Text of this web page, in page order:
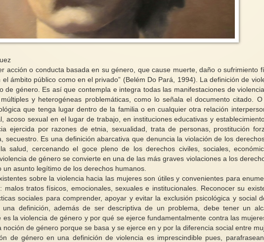
acción o conducta basada en su género, que cause muerte, daño o sufrimiento
ámbito público como en el privado” (Belém Do Pará, 1994). La definición de
de género. Es así que contempla e integra todas las manifestaciones de
y heterogéneas problemáticas, como lo señala el documento citado. O
que tenga lugar dentro de la familia o en cualquier otra relación
acoso sexual en el lugar de trabajo, en instituciones educativas y
ejercida por razones de etnia, sexualidad, trata de personas, prostitución
secuestro. Es una definición abarcativa que denuncia la violación de los
salud, cercenando el goce pleno de los derechos civiles, sociales,
de género se convierte en una de las más graves violaciones a los
asunto legítimo de los derechos humanos.
sobre la violencia hacia las mujeres son útiles y convenientes para
malos tratos físicos, emocionales, sexuales e institucionales. Reconocer su
sociales para comprender, apoyar y evitar la exclusión psicológica y social
una definición, además de ser descriptiva de un problema, debe tener un
la violencia de género y por qué se ejerce fundamentalmente contra las
de género porque se basa y se ejerce en y por la diferencia social entre
de género en una definición de violencia es imprescindible pues,
Conferencia magistral sobre
igualdad de género, Dra. Marcela
Lagarde
Informe de la
sobre la violencia
mujeres y las niñas
reproducción
IX. Normas
derechos humanos
Marco jurídico 52.